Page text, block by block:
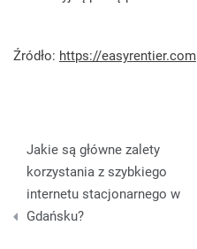
Źródło: https://easyrentier.com
Nawigacja
wpisu
Jakie są główne zalety
korzystania z szybkiego
internetu stacjonarnego w
Gdańsku?